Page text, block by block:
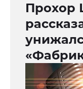
Прохор